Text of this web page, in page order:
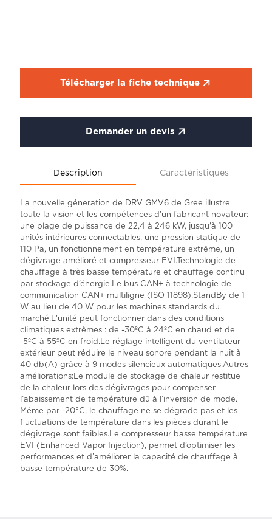
Télécharger la fiche technique
Demander un devis
Description Caractéristiques
La nouvelle géneration de DRV GMV6 de Gree illustre
toute la vision et les compétences d'un fabricant novateur:
une plage de puissance de 22,4 à 246 kW, jusqu'à 100
unités intérieures connectables, une pression statique de
110 Pa, un fonctionnement en température extrême, un
dégivrage amélioré et compresseur EVI.Technologie de
chauffage à très basse température et chauffage continu
par stockage d’énergie.Le bus CAN+ à technologie de
communication CAN+ multiligne (ISO 11898).StandBy de 1
W au lieu de 40 W pour les machines standards du
marché.L'unité peut fonctionner dans des conditions
climatiques extrêmes : de -30ºC à 24ºC en chaud et de
-5ºC à 55ºC en froid.Le réglage intelligent du ventilateur
extérieur peut réduire le niveau sonore pendant la nuit à
40 db(A) grâce à 9 modes silencieux automatiques.Autres
améliorations:Le module de stockage de chaleur restitue
de la chaleur lors des dégivrages pour compenser
l’abaissement de température dû à l’inversion de mode.
Même par -20°C, le chauffage ne se dégrade pas et les
fluctuations de température dans les pièces durant le
dégivrage sont faibles.Le compresseur basse température
EVI (Enhanced Vapor Injection), permet d’optimiser les
performances et d’améliorer la capacité de chauffage à
basse température de 30%.